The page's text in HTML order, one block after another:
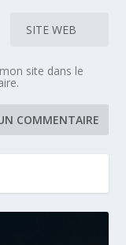
site dans le